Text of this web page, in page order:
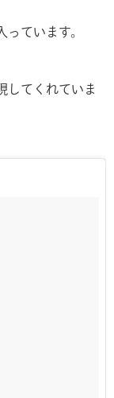
ています。
してくれていま